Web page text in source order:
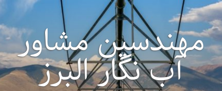
رفتن
به
محتوامهندسین مشاور
آب نگار البرز